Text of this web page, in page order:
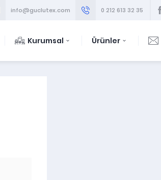
info@guclutex.com 0 212 613 32 35
Kurumsal Ürünler